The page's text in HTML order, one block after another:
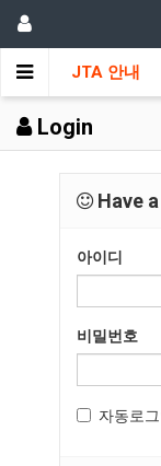
JTA 안내
Login
Have a
아이디
비밀번호
자동로